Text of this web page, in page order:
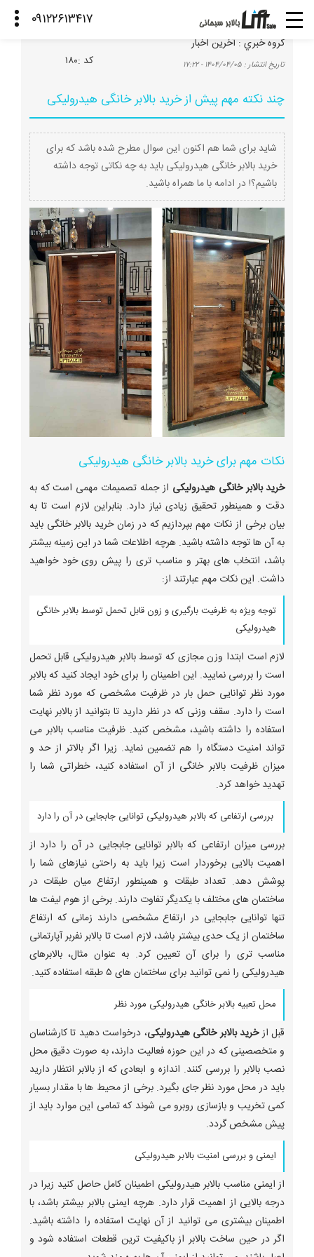
گروه خبري : آخرین اخبار
تاريخ انتشار : ۱۴۰۴/۰۴/۰۵ - ۱۷:۲۲ كد :۱۸۰
چند نکته مهم پیش از خرید بالابر خانگی هیدرولیکی
شاید برای شما هم اکنون این سوال مطرح شده باشد که برای
خرید بالابر خانگی هیدرولیکی باید به چه نکاتی توجه داشته
باشیم؟! در ادامه با ما همراه باشید.
نکات مهم برای خرید بالابر خانگی هیدرولیکی
خرید بالابر خانگی هیدرولیکی از جمله تصمیمات مهمی است که به
دقت و همینطور تحقیق زیادی نیاز دارد. بنابراین لازم است تا به
بیان برخی از نکات مهم بپردازیم که در زمان خرید بالابر خانگی باید
به آن ها توجه داشته باشید. هرچه اطلاعات شما در این زمینه بیشتر
باشد، انتخاب های بهتر و مناسب تری را پیش روی خود خواهید
داشت. این نکات مهم عبارتند از:
توجه ویژه به ظرفیت بارگیری و زون قابل تحمل توسط بالابر خانگی
هیدرولیکی
لازم است ابتدا وزن مجازی که توسط بالابر هیدرولیکی قابل تحمل
است را بررسی نمایید. این اطمینان را برای خود ایجاد کنید که بالابر
مورد نظر توانایی حمل بار در ظرفیت مشخصی که مورد نظر شما
است را دارد. سقف وزنی که در نظر دارید تا بتوانید از بالابر نهایت
استفاده را داشته باشید، مشخص کنید. ظرفیت مناسب بالابر می
تواند امنیت دستگاه را هم تضمین نماید. زیرا اگر بالاتر از حد و
میزان ظرفیت بالابر خانگی از آن استفاده کنید، خطراتی شما را
تهدید خواهد کرد.
بررسی ارتفاعی که بالابر هیدرولیکی توانایی جابجایی در آن را دارد
بررسی میزان ارتفاعی که بالابر توانایی جابجایی در آن را دارد از
اهمیت بالایی برخوردار است زیرا باید به راحتی نیازهای شما را
پوشش دهد. تعداد طبقات و همینطور ارتفاع میان طبقات در
ساختمان های مختلف با یکدیگر تفاوت دارند. برخی از هوم لیفت ها
تنها توانایی جابجایی در ارتفاع مشخصی دارند زمانی که ارتفاع
ساختمان از یک حدی بیشتر باشد، لازم است تا بالابر نفربر آپارتمانی
مناسب تری را برای آن تعیین کرد. به عنوان مثال، بالابرهای
هیدرولیکی را نمی توانید برای ساختمان های ۵ طبقه استفاده کنید.
محل تعبیه بالابر خانگی هیدرولیکی مورد نظر
قبل ازخرید بالابر خانگی هیدرولیکی، درخواست دهید تا کارشناسان
و متخصصینی که در این حوزه فعالیت دارند، به صورت دقیق محل
نصب بالابر را بررسی کنند. اندازه و ابعادی که از بالابر انتظار دارید
باید در محل مورد نظر جای بگیرد. برخی از محیط ها با مقدار بسیار
کمی تخریب و بازسازی روبرو می شوند که تمامی این موارد باید از
پیش مشخص گردد.
ایمنی و بررسی امنیت بالابر هیدرولیکی
از ایمنی مناسب بالابر هیدرولیکی اطمینان کامل حاصل کنید زیرا در
درجه بالایی از اهمیت قرار دارد. هرچه ایمنی بالابر بیشتر باشد، با
اطمینان بیشتری می توانید از آن نهایت استفاده را داشته باشید.
اگر در حین ساخت بالابر از باکیفیت ترین قطعات استفاده شود و